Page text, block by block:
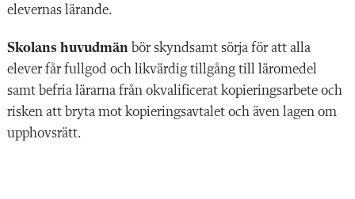
elevernas lärande.
Skolans huvudmän bör skyndsamt sörja för att alla
elever får fullgod och likvärdig tillgång till läromedel
samt befria lärarna från okvalificerat kopieringsarbete och
risken att bryta mot kopieringsavtalet och även lagen om
upphovsrätt.